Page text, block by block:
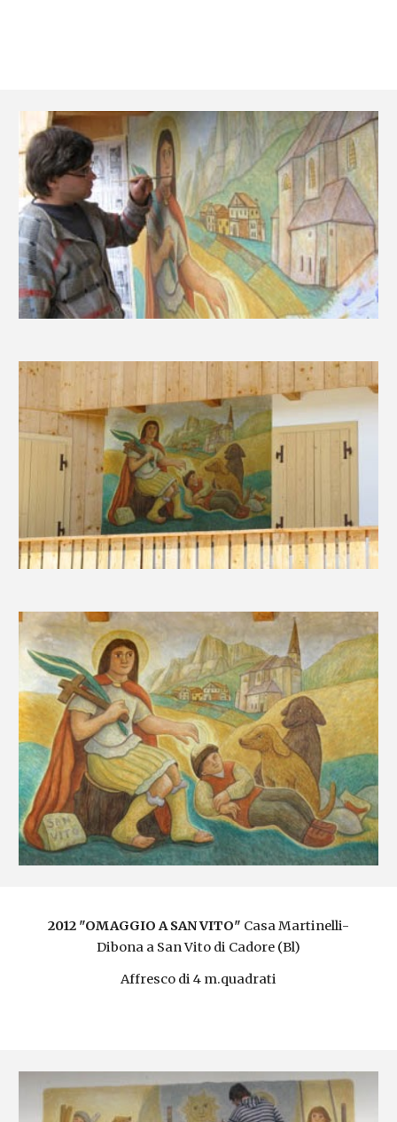
2012 "OMAGGIO A SAN VITO" Casa Martinelli-
Dibona a San Vito di Cadore (Bl)
Affresco di 4 m.quadrati